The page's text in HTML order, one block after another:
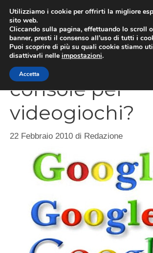
contenuto
Google
console per
videogiochi?
22 Febbraio 2010 di Redazione
Utilizziamo i cookie per offrirti la migliore
sito web.
Cliccando sulla pagina, effettuando lo scroll
banner, presti il consenso all’uso di tutti i
Puoi scoprire di più su quali cookie stiamo
disattivarli nelle impostazioni.
Accetta